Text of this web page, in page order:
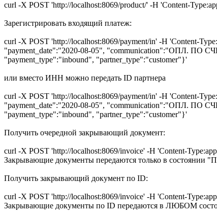
curl -X POST 'http://localhost:8069/product/' -H 'Content-
Зарегистрировать входящий платеж:
curl -X POST 'http://localhost:8069/payment/in' -H 'Content-
"payment_date":"2020-08-05", "communication":"ОПЛ.
"payment_type":"inbound", "partner_type":"customer"}'
или вместо ИНН можно передать ID партнера
curl -X POST 'http://localhost:8069/payment/in' -H 'Content-
"payment_date":"2020-08-05", "communication":"ОПЛ.
"payment_type":"inbound", "partner_type":"customer"}'
Получить очередной закрывающий документ:
curl -X POST 'http://localhost:8069/invoice' -H 'Content-
Закрывающие документы передаются только в состоянии
Получить закрывающий документ по ID:
curl -X POST 'http://localhost:8069/invoice' -H 'Content-
Закрывающие документы по ID передаются в ЛЮБОМ